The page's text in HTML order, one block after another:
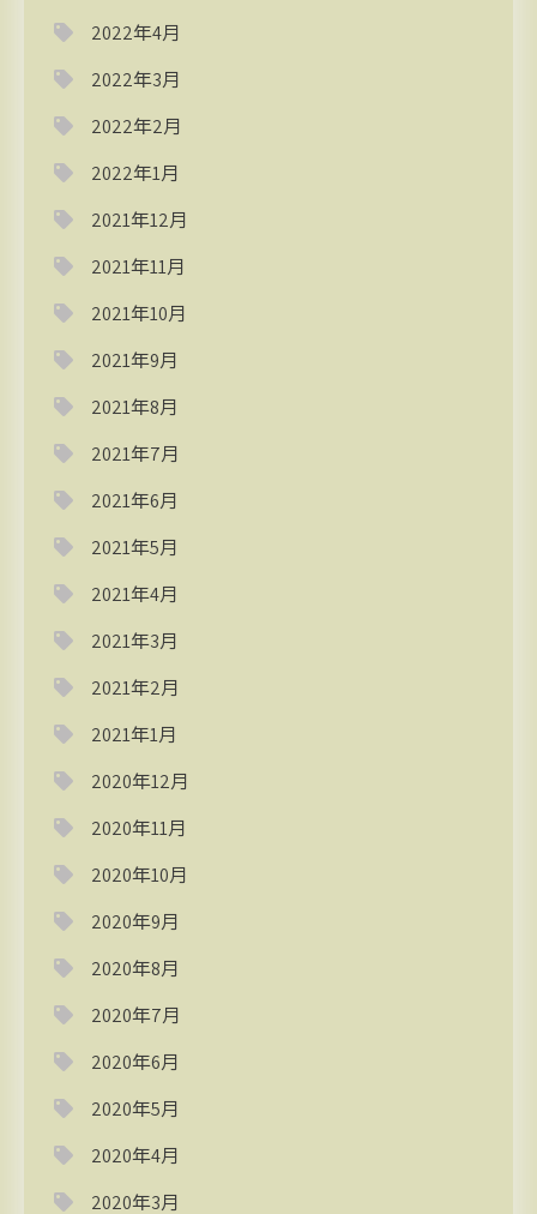
2022年4月
2022年3月
2022年2月
2022年1月
2021年12月
2021年11月
2021年10月
2021年9月
2021年8月
2021年7月
2021年6月
2021年5月
2021年4月
2021年3月
2021年2月
2021年1月
2020年12月
2020年11月
2020年10月
2020年9月
2020年8月
2020年7月
2020年6月
2020年5月
2020年4月
2020年3月